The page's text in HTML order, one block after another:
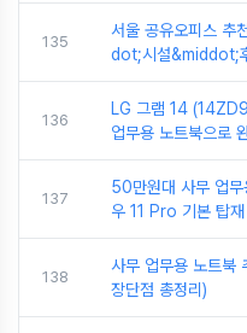
135
서울 공유오피스 추
dot;시설&middot;
136
LG 그램 14
업무용 노트북으로
137
50만원대 사무 업
우 11 Pro 기본 탑
138
사무 업무용 노트북
장단점 총정리)